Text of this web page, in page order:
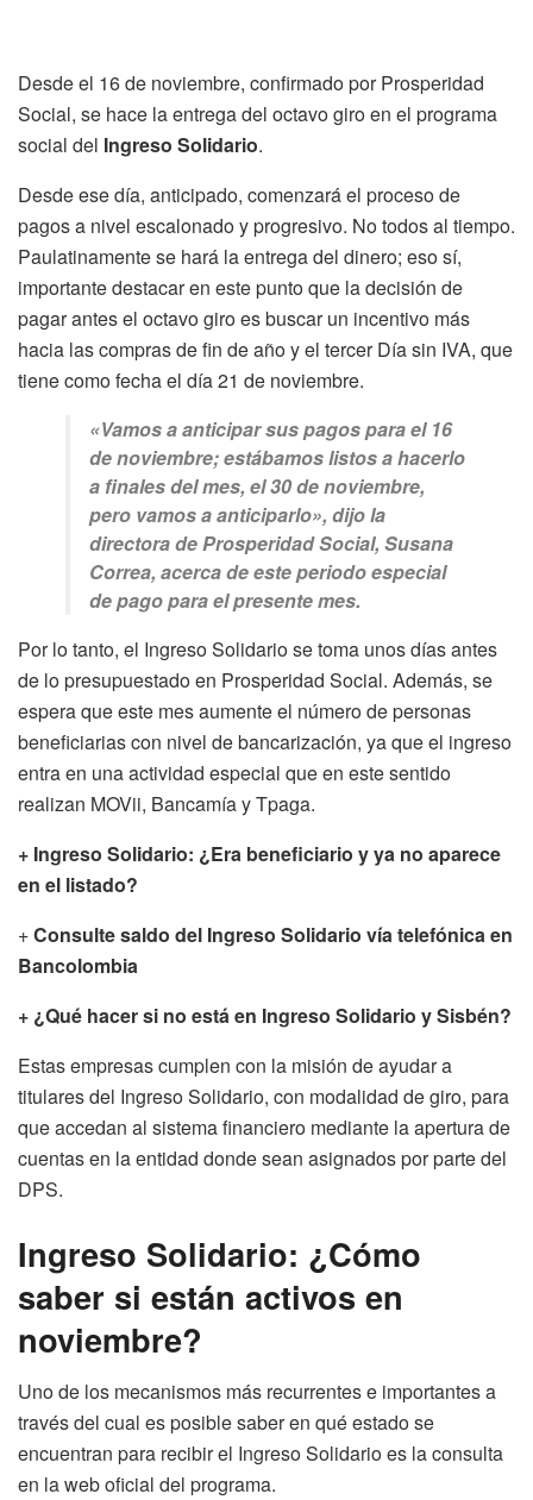
Desde el 16 de noviembre, confirmado por Prosperidad
Social, se hace la entrega del octavo giro en el programa
social del Ingreso Solidario.
Desde ese día, anticipado, comenzará el proceso de
pagos a nivel escalonado y progresivo. No todos al tiempo.
Paulatinamente se hará la entrega del dinero; eso sí,
importante destacar en este punto que la decisión de
pagar antes el octavo giro es buscar un incentivo más
hacia las compras de fin de año y el tercer Día sin IVA, que
tiene como fecha el día 21 de noviembre.
«Vamos a anticipar sus pagos para el 16
de noviembre; estábamos listos a hacerlo
a finales del mes, el 30 de noviembre,
pero vamos a anticiparlo», dijo la
directora de Prosperidad Social, Susana
Correa, acerca de este periodo especial
de pago para el presente mes.
Por lo tanto, el Ingreso Solidario se toma unos días antes
de lo presupuestado en Prosperidad Social. Además, se
espera que este mes aumente el número de personas
beneficiarias con nivel de bancarización, ya que el ingreso
entra en una actividad especial que en este sentido
realizan MOVii, Bancamía y Tpaga.
+ Ingreso Solidario: ¿Era beneficiario y ya no aparece
en el listado?
+Consulte saldo del Ingreso Solidario vía telefónica en
Bancolombia
+ ¿Qué hacer si no está en Ingreso Solidario y Sisbén?
Estas empresas cumplen con la misión de ayudar a
titulares del Ingreso Solidario, con modalidad de giro, para
que accedan al sistema financiero mediante la apertura de
cuentas en la entidad donde sean asignados por parte del
DPS.
Ingreso Solidario: ¿Cómo
saber si están activos en
noviembre?
Uno de los mecanismos más recurrentes e importantes a
través del cual es posible saber en qué estado se
encuentran para recibir el Ingreso Solidario es la consulta
en la web oficial del programa.